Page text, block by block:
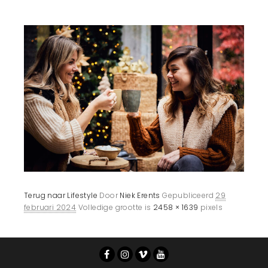
Terug naar Lifestyle Door Niek Erents Gepubliceerd 29
februari 2024 Volledige grootte is 2458 × 1639 pixels